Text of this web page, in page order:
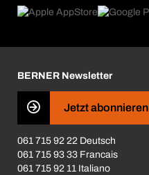
Produktfinder
Was uns antreibt
Business Conduct
BERNER Newsletter
Jetzt abonnieren
061 715 92 22 Deutsch
061 715 93 33 Francais
061 715 92 11 Italiano